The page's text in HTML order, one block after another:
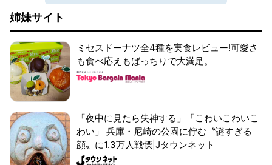
姉妹サイト
ミセスドーナツ全4種を実食レビュー!可愛さ
も食べ応えもばっちりで大満足。
「夜中に見たら失神する」「こわいこわいこ
わい」 兵庫・尼崎の公園に佇む〝謎すぎる
顔〟に1.3万人戦慄|Jタウンネット